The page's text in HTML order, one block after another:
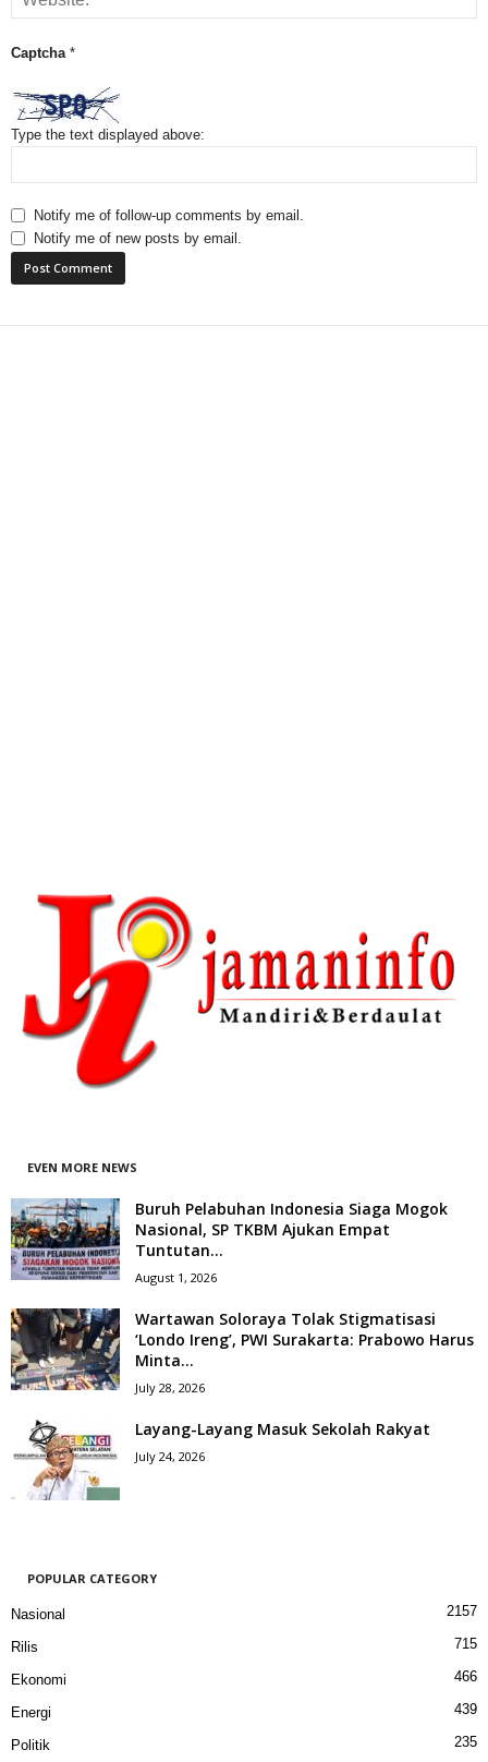
Captcha *
Type the text displayed above:
Notify me of follow-up comments by email.
Notify me of new posts by email.
EVEN MORE NEWS
Buruh Pelabuhan Indonesia Siaga Mogok
Nasional, SP TKBM Ajukan Empat
Tuntutan...
August 1, 2026
Wartawan Soloraya Tolak Stigmatisasi
‘Londo Ireng’, PWI Surakarta: Prabowo Harus
Minta...
July 28, 2026
Layang-Layang Masuk Sekolah Rakyat
July 24, 2026
POPULAR CATEGORY
Nasional 2157
Rilis 715
Ekonomi 466
Energi 439
Politik 235